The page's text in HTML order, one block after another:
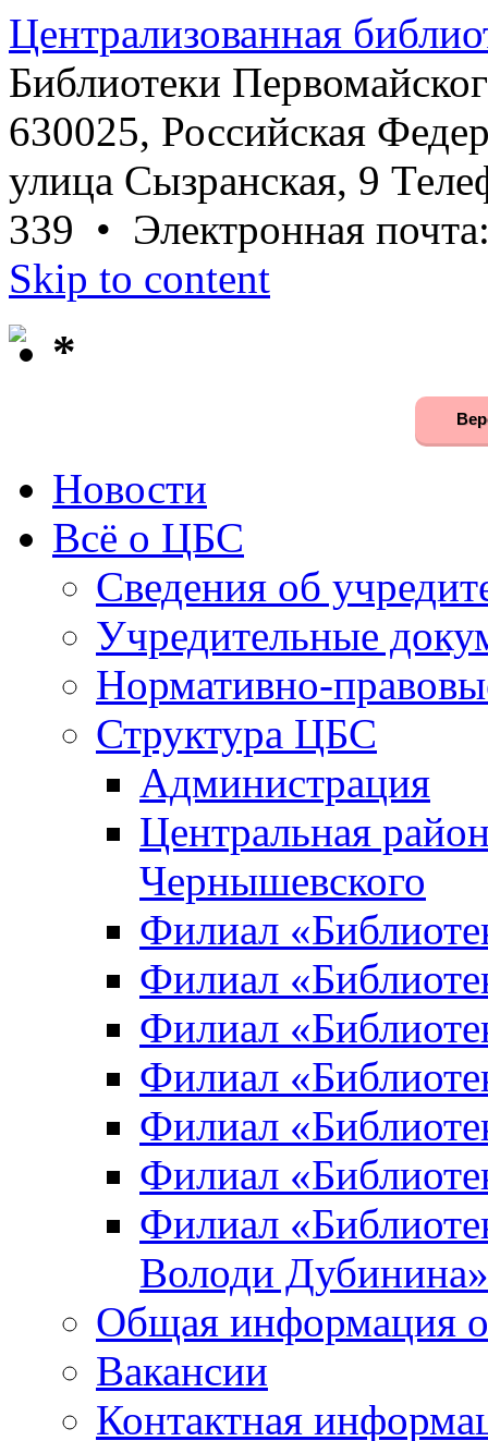
Централизованная
Библиотеки
630025, Российская
улица Сызранская, 9
339 • Электронная
Skip to content
*
Новости
Всё о ЦБС
Сведения об
Учредительные
Нормативно-
Структура ЦБС
Администрация
Центральная
Чернышевского
Филиал
Филиал
Филиал
Филиал
Филиал
Филиал
Филиал
Володи Дубинина»
Общая информация
Вакансии
Контактная